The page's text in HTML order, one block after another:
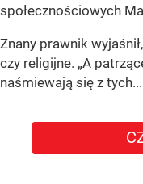
społecznościowych
Znany prawnik
czy religijne. „A
naśmiewają się z tych...